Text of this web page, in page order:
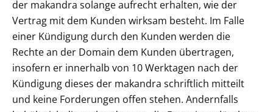
der makandra solange aufrecht erhalten, wie der
Vertrag mit dem Kunden wirksam besteht. Im Falle
einer Kündigung durch den Kunden werden die
Rechte an der Domain dem Kunden übertragen,
insofern er innerhalb von 10 Werktagen nach der
Kündigung dieses der makandra schriftlich mitteilt
und keine Forderungen offen stehen. Andernfalls